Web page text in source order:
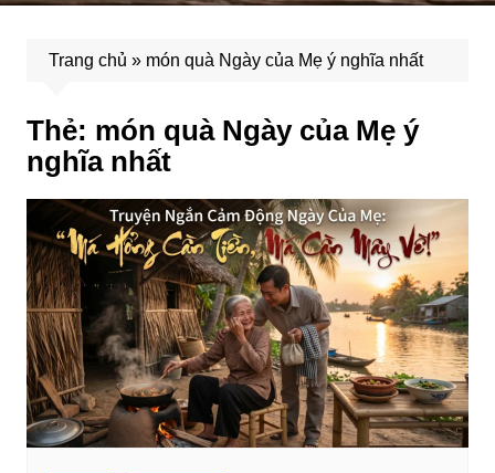
Trang chủ » món quà Ngày của Mẹ ý nghĩa nhất
Thẻ: món quà Ngày của Mẹ ý
nghĩa nhất